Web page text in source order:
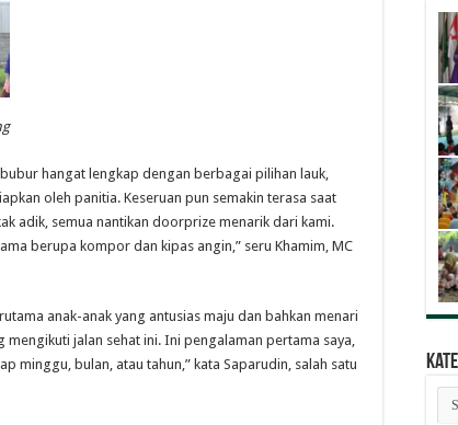
hangat lengkap dengan berbagai pilihan lauk,
oleh panitia. Keseruan pun semakin terasa saat
adik, semua nantikan doorprize menarik dari kami.
berupa kompor dan kipas angin,” seru Khamim, MC
anak-anak yang antusias maju dan bahkan menari
mengikuti jalan sehat ini. Ini pengalaman pertama saya,
minggu, bulan, atau tahun,” kata Saparudin, salah satu